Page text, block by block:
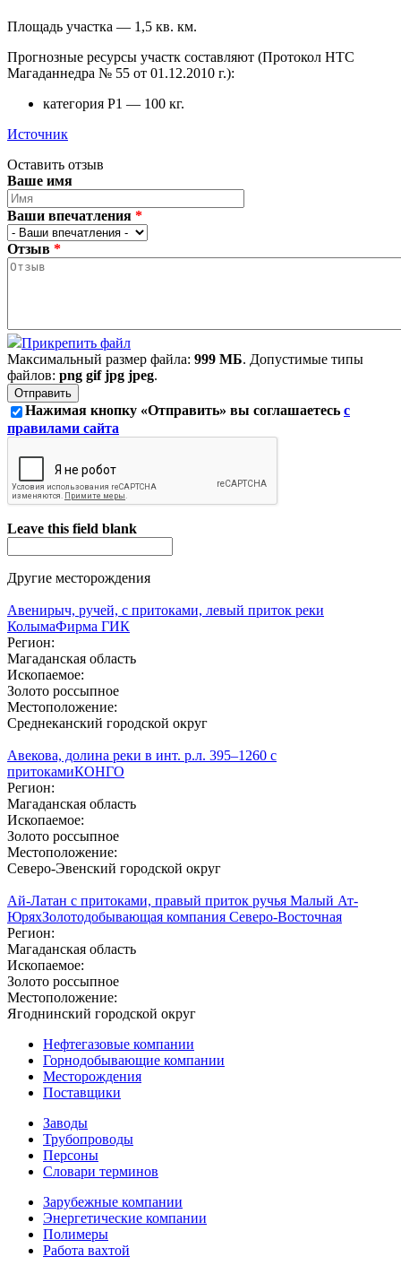
Площадь участка — 1,5 кв. км.
Прогнозные ресурсы участк составляют (Протокол НТС
Магаданнедра № 55 от 01.12.2010 г.):
категория Р1 — 100 кг.
Источник
Оставить отзыв
Ваше имя
Ваши впечатления *
Отзыв *
Прикрепить файл
Максимальный размер файла: 999 МБ. Допустимые типы
файлов: png gif jpg jpeg.
Нажимая кнопку «Отправить» вы соглашаетесь с
правилами сайта
Leave this field blank
Другие месторождения
Авенирыч, ручей, с притоками, левый приток реки
КолымаФирма ГИК
Регион:
Магаданская область
Ископаемое:
Золото россыпное
Местоположение:
Среднеканский городской округ
Авекова, долина реки в инт. р.л. 395–1260 с
притокамиКОНГО
Регион:
Магаданская область
Ископаемое:
Золото россыпное
Местоположение:
Северо-Эвенский городской округ
Ай-Латан с притоками, правый приток ручья Малый Ат-
ЮряхЗолотодобывающая компания Северо-Восточная
Регион:
Магаданская область
Ископаемое:
Золото россыпное
Местоположение:
Ягоднинский городской округ
Нефтегазовые компании
Горнодобывающие компании
Месторождения
Поставщики
Заводы
Трубопроводы
Персоны
Словари терминов
Зарубежные компании
Энергетические компании
Полимеры
Работа вахтой